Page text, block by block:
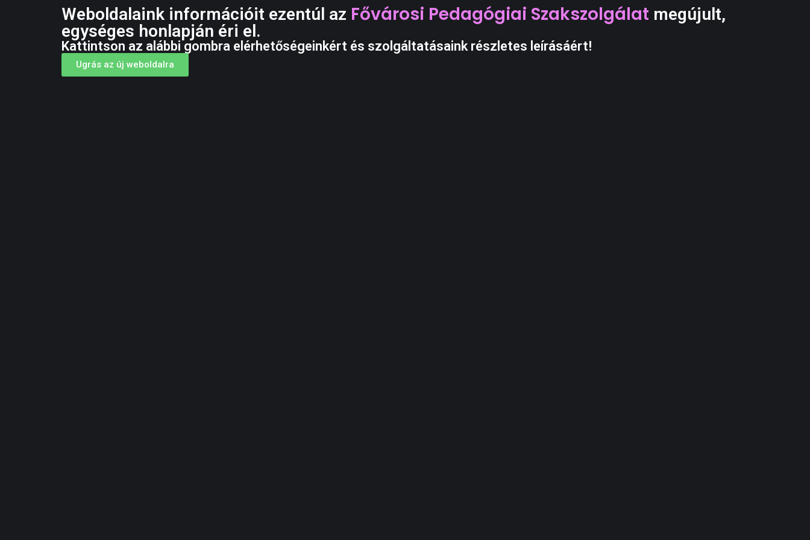
Weboldalaink információit ezentúl az Fővárosi Pedagógiai Szakszolgálat megújult,
egységes honlapján éri el.
Kattintson az alábbi gombra elérhetőségeinkért és szolgáltatásaink részletes leírásáért!
Ugrás az új weboldalra